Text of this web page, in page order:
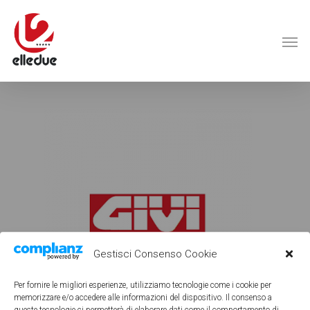
Gestisci Consenso Cookie
Per fornire le migliori esperienze, utilizziamo tecnologie come i cookie per
memorizzare e/o accedere alle informazioni del dispositivo. Il consenso a